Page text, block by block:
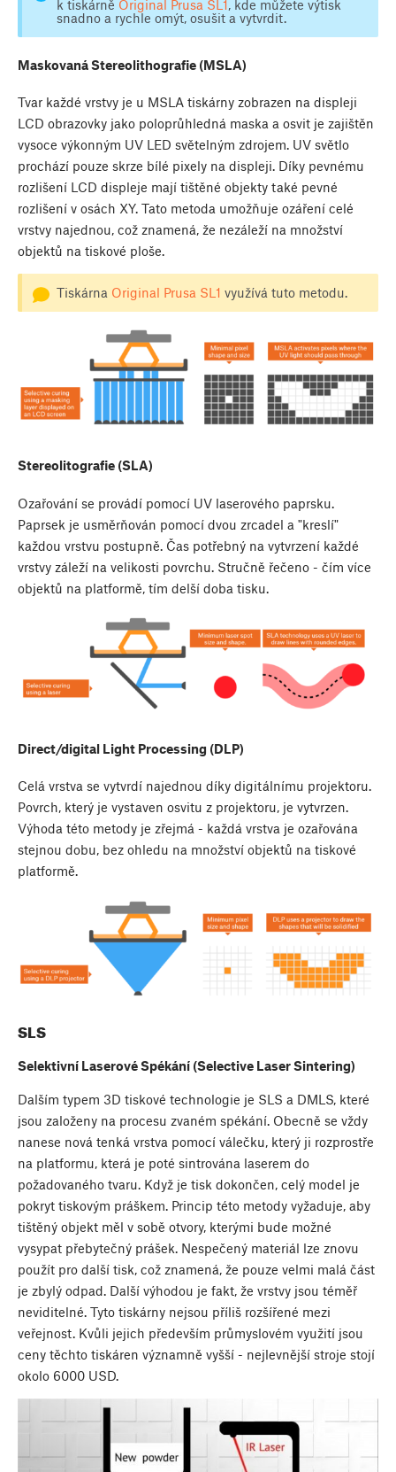
k tiskárně Original Prusa SL1 , kde můžete výtisk
snadno a rychle omýt, osušit a vytvrdit.
Maskovaná Stereolithografie (MSLA)
Tvar každé vrstvy je u MSLA tiskárny zobrazen na displeji
LCD obrazovky jako poloprůhledná maska a osvit je zajištěn
vysoce výkonným UV LED světelným zdrojem. UV světlo
prochází pouze skrze bílé pixely na displeji. Díky pevnému
rozlišení LCD displeje mají tištěné objekty také pevné
rozlišení v osách XY. Tato metoda umožňuje ozáření celé
vrstvy najednou, což znamená, že nezáleží na množství
objektů na tiskové ploše.
Tiskárna Original Prusa SL1 využívá tuto metodu.
Stereolitografie (SLA)
Ozařování se provádí pomocí UV laserového paprsku.
Paprsek je usměrňován pomocí dvou zrcadel a "kreslí"
každou vrstvu postupně. Čas potřebný na vytvrzení každé
vrstvy záleží na velikosti povrchu. Stručně řečeno - čím více
objektů na platformě, tím delší doba tisku.
Direct/digital Light Processing (DLP)
Celá vrstva se vytvrdí najednou díky digitálnímu projektoru.
Povrch, který je vystaven osvitu z projektoru, je vytvrzen.
Výhoda této metody je zřejmá - každá vrstva je ozařována
stejnou dobu, bez ohledu na množství objektů na tiskové
platformě.
SLS
Selektivní Laserové Spékání (Selective Laser Sintering)
Dalším typem 3D tiskové technologie je SLS a DMLS, které
jsou založeny na procesu zvaném spékání. Obecně se vždy
nanese nová tenká vrstva pomocí válečku, který ji rozprostře
na platformu, která je poté sintrována laserem do
požadovaného tvaru. Když je tisk dokončen, celý model je
pokryt tiskovým práškem. Princip této metody vyžaduje, aby
tištěný objekt měl v sobě otvory, kterými bude možné
vysypat přebytečný prášek. Nespečený materiál lze znovu
použít pro další tisk, což znamená, že pouze velmi malá část
je zbylý odpad. Další výhodou je fakt, že vrstvy jsou téměř
neviditelné. Tyto tiskárny nejsou příliš rozšířené mezi
veřejnost. Kvůli jejich především průmyslovém využití jsou
ceny těchto tiskáren významně vyšší - nejlevnější stroje stojí
okolo 6000 USD.